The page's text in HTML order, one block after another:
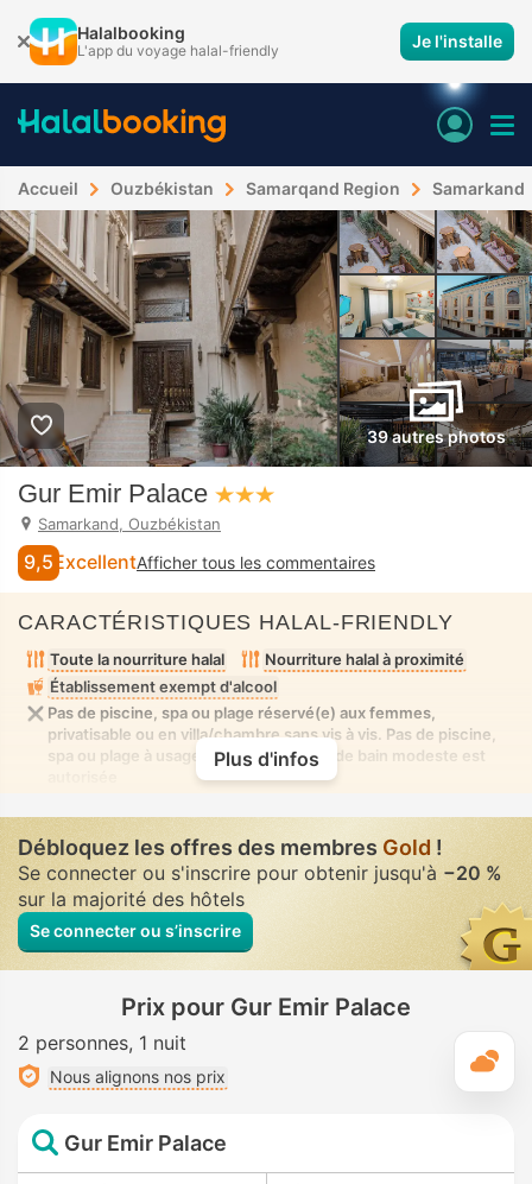
Halalbooking
L'app du voyage halal-friendly Je l'installe
Accueil Ouzbékistan Samarqand Region Samarkand
39 autres photos
Gur Emir Palace
Samarkand, Ouzbékistan
9,5 ExcellentAfficher tous les commentaires
CARACTÉRISTIQUES HALAL-FRIENDLY
Toute la nourriture halal
Nourriture halal à proximité
Établissement exempt d'alcool
Pas de piscine, spa ou plage réservé(e) aux femmes,
privatisable ou en villa/chambre sans vis à vis. Pas de piscine,
spa ou plage à usage mixte où la tenue de bain modeste est
Plus d'infos
Débloquez les offres des membres Gold !
Se connecter ou s'inscrire pour obtenir jusqu'à −20 %
sur la majorité des hôtels
Se connecter ou s’inscrire
Prix pour Gur Emir Palace
2 personnes 1 nuit
Nous alignons nos prix
Gur Emir Palace